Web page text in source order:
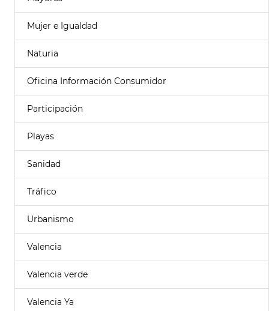
Mujer e Igualdad
Naturia
Oficina Información Consumidor
Participación
Playas
Sanidad
Tráfico
Urbanismo
Valencia
Valencia verde
Valencia Ya